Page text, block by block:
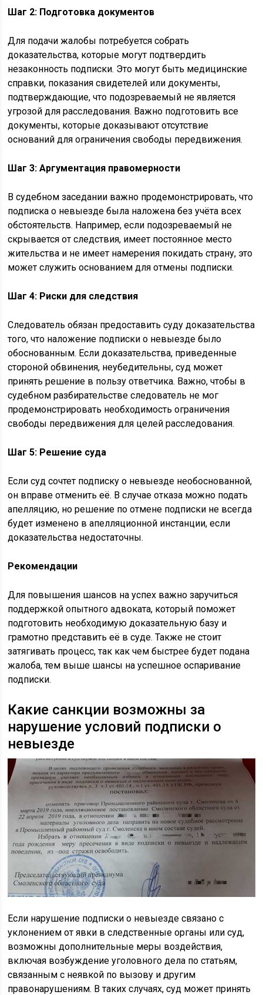
Шаг 2: Подготовка документов
Для подачи жалобы потребуется собрать
доказательства, которые могут подтвердить
незаконность подписки. Это могут быть медицинские
справки, показания свидетелей или документы,
подтверждающие, что подозреваемый не является
угрозой для расследования. Важно подготовить все
документы, которые доказывают отсутствие
оснований для ограничения свободы передвижения.
Шаг 3: Аргументация правомерности
В судебном заседании важно продемонстрировать, что
подписка о невыезде была наложена без учёта всех
обстоятельств. Например, если подозреваемый не
скрывается от следствия, имеет постоянное место
жительства и не имеет намерения покидать страну, это
может служить основанием для отмены подписки.
Шаг 4: Риски для следствия
Следователь обязан предоставить суду доказательства
того, что наложение подписки о невыезде было
обоснованным. Если доказательства, приведенные
стороной обвинения, неубедительны, суд может
принять решение в пользу ответчика. Важно, чтобы в
судебном разбирательстве следователь не мог
продемонстрировать необходимость ограничения
свободы передвижения для целей расследования.
Шаг 5: Решение суда
Если суд сочтет подписку о невыезде необоснованной,
он вправе отменить её. В случае отказа можно подать
апелляцию, но решение по отмене подписки не всегда
будет изменено в апелляционной инстанции, если
доказательства недостаточны.
Рекомендации
Для повышения шансов на успех важно заручиться
поддержкой опытного адвоката, который поможет
подготовить необходимую доказательную базу и
грамотно представить её в суде. Также не стоит
затягивать процесс, так как чем быстрее будет подана
жалоба, тем выше шансы на успешное оспаривание
подписки.
Какие санкции возможны за
нарушение условий подписки о
невыезде
Если нарушение подписки о невыезде связано с
уклонением от явки в следственные органы или суд,
возможны дополнительные меры воздействия,
включая возбуждение уголовного дела по статьям,
связанным с неявкой по вызову и другим
правонарушениям. В таких случаях, суд может принять